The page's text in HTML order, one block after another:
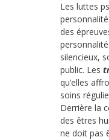
Les luttes
des
silencieux,
public. Les
qu’elles
soins
Derrière la
des êtres
ne doit pas